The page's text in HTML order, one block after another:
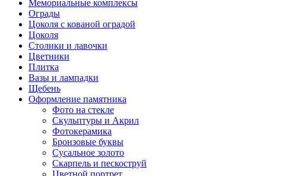
Мемориальные комплексы
Ограды
Цоколя с кованой оградой
Цоколя
Столики и лавочки
Цветники
Плитка
Вазы и лампадки
Щебень
Оформление памятника
Фото на стекле
Скульптуры и Акрил
Фотокерамика
Бронзовые буквы
Сусальное золото
Скарпель и пескоструй